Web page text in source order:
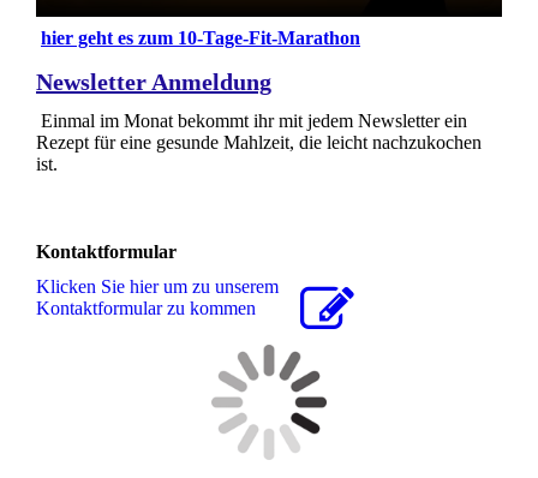
hier geht es zum 10-Tage-Fit-Marathon
Newsletter Anmeldung
Einmal im Monat bekommt ihr mit jedem Newsletter ein
Rezept für eine gesunde Mahlzeit, die leicht nachzukochen
ist.
Kontaktformular
Klicken Sie hier um zu unserem
Kon­takt­for­mu­lar zu kommen